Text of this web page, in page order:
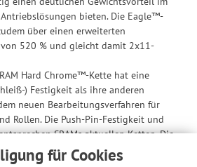
für Cookies
bieten. Die Eagle™-
über einen erweiterten
520 % und gleicht damit 2x11-
Hard Chrome™-Kette hat eine
) Festigkeit als ihre anderen
neuen Bearbeitungsverfahren für
Rollen. Die Push-Pin-Festigkeit und
SRAMs aktuellen Ketten. Die
länger und ist äußerst stabil.
Ingenieure von SRAM haben